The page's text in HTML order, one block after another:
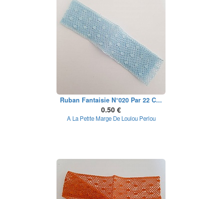
Ruban Fantaisie N°020 Par 22 C...
0.50 €
A La Petite Marge De Loulou Perlou